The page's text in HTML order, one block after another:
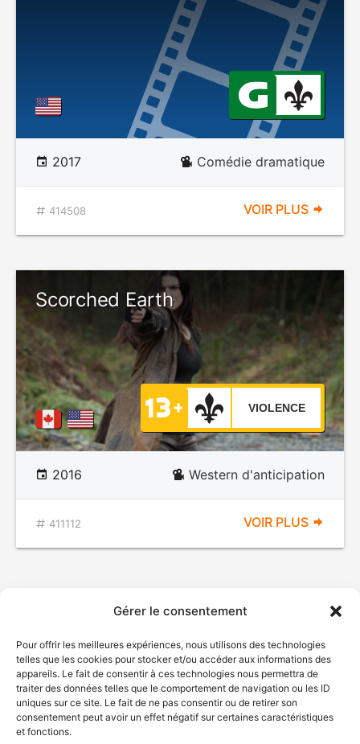
Gérer le consentement
Pour offrir les meilleures expériences, nous utilisons des technologies
telles que les cookies pour stocker et/ou accéder aux informations des
appareils. Le fait de consentir à ces technologies nous permettra de
traiter des données telles que le comportement de navigation ou les ID
uniques sur ce site. Le fait de ne pas consentir ou de retirer son
consentement peut avoir un effet négatif sur certaines caractéristiques
et fonctions.
2017 Comédie dramatique
414508 VOIR PLUS
Scorched Earth
VIOLENCE
2016 Western d'anticipation
411112 VOIR PLUS
© Gouvernement du Québec, 2026